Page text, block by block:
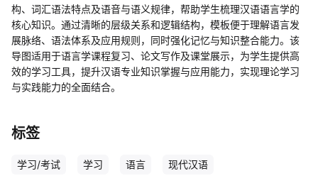
构、词汇语法特点及语音与语义规律，帮助学生梳理汉语语言学的
核心知识。通过清晰的层级关系和逻辑结构，模板便于理解语言发
展脉络、语法体系及应用规则，同时强化记忆与知识整合能力。该
导图适用于语言学课程复习、论文写作及课堂展示，为学生提供高
效的学习工具，提升汉语专业知识掌握与应用能力，实现理论学习
与实践能力的全面结合。
标签
学习/考试 学习 语言 现代汉语